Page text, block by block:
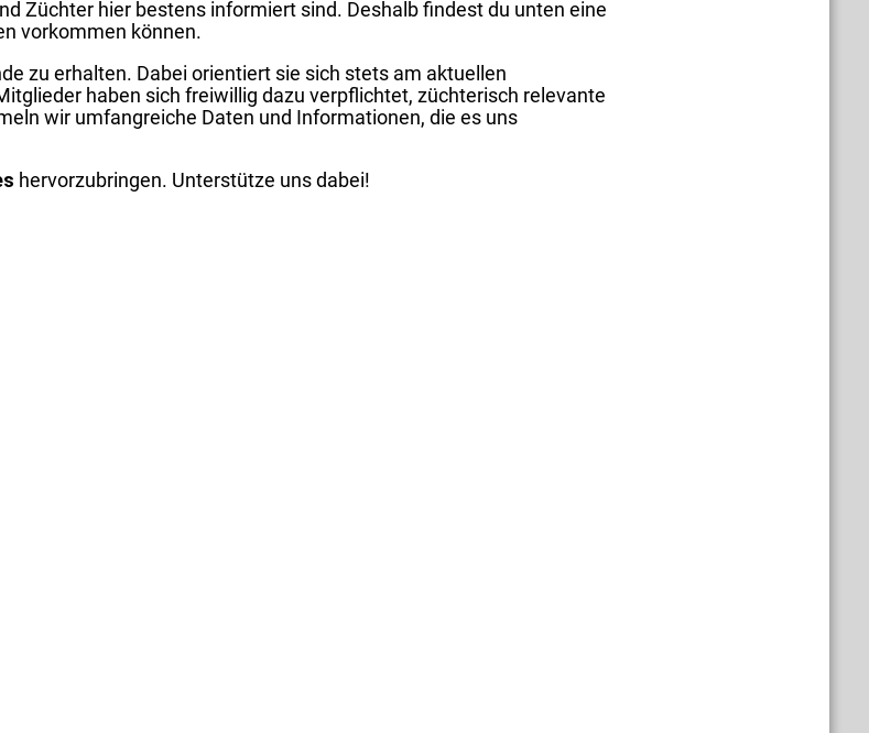
Züchter hier bestens informiert sind. Deshalb findest du unten eine
vorkommen können.
zu erhalten. Dabei orientiert sie sich stets am aktuellen
haben sich freiwillig dazu verpflichtet, züchterisch relevante
wir umfangreiche Daten und Informationen, die es uns
hervorzubringen. Unterstütze uns dabei!